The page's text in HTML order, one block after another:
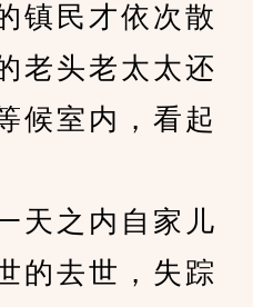
镇民才依次散
老头老太太还
候室内，看起
之内自家儿
的去世，失踪